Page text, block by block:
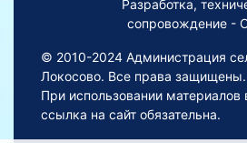
Разработка,
сопровождение -
© 2010-2024 Администрация
Локосово. Все права защищены.
При использовании материалов
ссылка на сайт обязательна.